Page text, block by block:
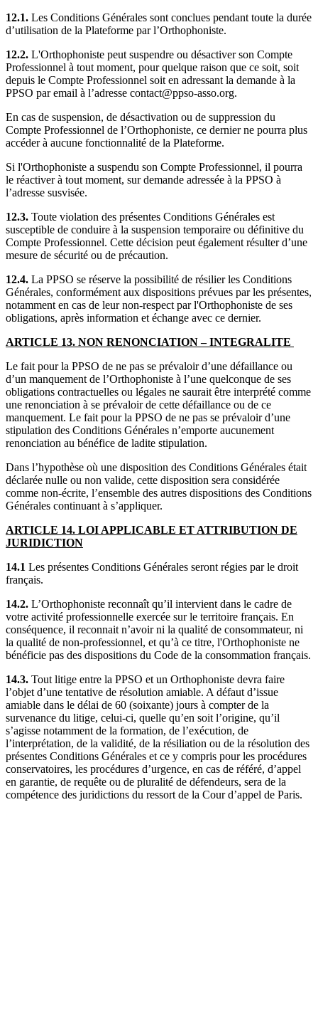
12.1. Les Conditions Générales sont conclues pendant toute la durée
d’utilisation de la Plateforme par l’Orthophoniste.
12.2. L'Orthophoniste peut suspendre ou désactiver son Compte
Professionnel à tout moment, pour quelque raison que ce soit, soit
depuis le Compte Professionnel soit en adressant la demande à la
PPSO par email à l’adresse contact@ppso-asso.org.
En cas de suspension, de désactivation ou de suppression du
Compte Professionnel de l’Orthophoniste, ce dernier ne pourra plus
accéder à aucune fonctionnalité de la Plateforme.
Si l'Orthophoniste a suspendu son Compte Professionnel, il pourra
le réactiver à tout moment, sur demande adressée à la PPSO à
l’adresse susvisée.
12.3. Toute violation des présentes Conditions Générales est
susceptible de conduire à la suspension temporaire ou définitive du
Compte Professionnel. Cette décision peut également résulter d’une
mesure de sécurité ou de précaution.
12.4. La PPSO se réserve la possibilité de résilier les Conditions
Générales, conformément aux dispositions prévues par les présentes,
notamment en cas de leur non-respect par l'Orthophoniste de ses
obligations, après information et échange avec ce dernier.
ARTICLE 13. NON RENONCIATION – INTEGRALITE
Le fait pour la PPSO de ne pas se prévaloir d’une défaillance ou
d’un manquement de l’Orthophoniste à l’une quelconque de ses
obligations contractuelles ou légales ne saurait être interprété comme
une renonciation à se prévaloir de cette défaillance ou de ce
manquement. Le fait pour la PPSO de ne pas se prévaloir d’une
stipulation des Conditions Générales n’emporte aucunement
renonciation au bénéfice de ladite stipulation.
Dans l’hypothèse où une disposition des Conditions Générales était
déclarée nulle ou non valide, cette disposition sera considérée
comme non-écrite, l’ensemble des autres dispositions des Conditions
Générales continuant à s’appliquer.
ARTICLE 14. LOI APPLICABLE ET ATTRIBUTION DE
JURIDICTION
14.1 Les présentes Conditions Générales seront régies par le droit
français.
14.2. L’Orthophoniste reconnaît qu’il intervient dans le cadre de
votre activité professionnelle exercée sur le territoire français. En
conséquence, il reconnait n’avoir ni la qualité de consommateur, ni
la qualité de non-professionnel, et qu’à ce titre, l'Orthophoniste ne
bénéficie pas des dispositions du Code de la consommation français.
14.3. Tout litige entre la PPSO et un Orthophoniste devra faire
l’objet d’une tentative de résolution amiable. A défaut d’issue
amiable dans le délai de 60 (soixante) jours à compter de la
survenance du litige, celui-ci, quelle qu’en soit l’origine, qu’il
s’agisse notamment de la formation, de l’exécution, de
l’interprétation, de la validité, de la résiliation ou de la résolution des
présentes Conditions Générales et ce y compris pour les procédures
conservatoires, les procédures d’urgence, en cas de référé, d’appel
en garantie, de requête ou de pluralité de défendeurs, sera de la
compétence des juridictions du ressort de la Cour d’appel de Paris.